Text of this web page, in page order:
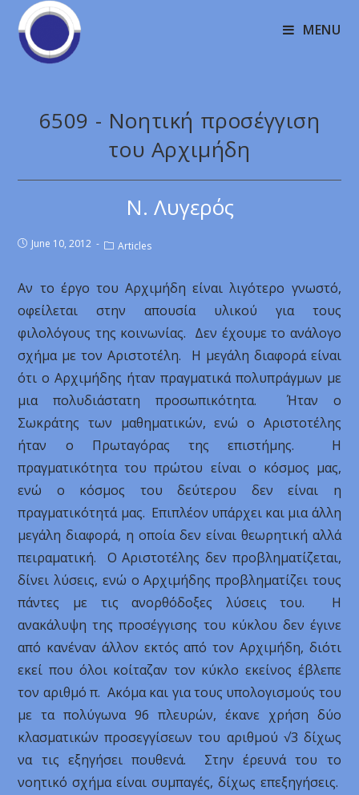
MENU
6509 - Νοητική προσέγγιση
του Αρχιμήδη
N. Λυγερός
June 10, 2012 Articles
Αν το έργο του Αρχιμήδη είναι λιγότερο γνωστό,
οφείλεται στην απουσία υλικού για τους
φιλολόγους της κοινωνίας. Δεν έχουμε το ανάλογο
σχήμα με τον Αριστοτέλη. Η μεγάλη διαφορά είναι
ότι ο Αρχιμήδης ήταν πραγματικά πολυπράγμων με
μια πολυδιάστατη προσωπικότητα. Ήταν ο
Σωκράτης των μαθηματικών, ενώ ο Αριστοτέλης
ήταν ο Πρωταγόρας της επιστήμης. Η
πραγματικότητα του πρώτου είναι ο κόσμος μας,
ενώ ο κόσμος του δεύτερου δεν είναι η
πραγματικότητά μας. Επιπλέον υπάρχει και μια άλλη
μεγάλη διαφορά, η οποία δεν είναι θεωρητική αλλά
πειραματική. Ο Αριστοτέλης δεν προβληματίζεται,
δίνει λύσεις, ενώ ο Αρχιμήδης προβληματίζει τους
πάντες με τις ανορθόδοξες λύσεις του. Η
ανακάλυψη της προσέγγισης του κύκλου δεν έγινε
από κανέναν άλλον εκτός από τον Αρχιμήδη, διότι
εκεί που όλοι κοίταζαν τον κύκλο εκείνος έβλεπε
τον αριθμό π. Ακόμα και για τους υπολογισμούς του
με τα πολύγωνα 96 πλευρών, έκανε χρήση δύο
κλασματικών προσεγγίσεων του αριθμού √3 δίχως
να τις εξηγήσει πουθενά. Στην έρευνά του το
νοητικό σχήμα είναι συμπαγές, δίχως επεξηγήσεις.